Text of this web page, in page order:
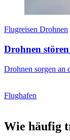
Flugreisen Drohnen
Drohnen
Drohnen sorgen an
Flughafen
Wie häufig